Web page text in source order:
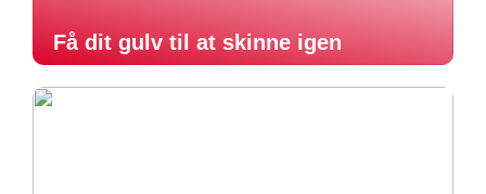
Få dit gulv til at skinne igen